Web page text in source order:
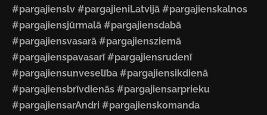
#pargajienslv #pargajieniLatvijā #pargajienskalnos
#pargajiensjūrmalā #pargajiensdabā
#pargajiensvasarā #pargajiensziemā
#pargajienspavasarī #pargajiensrudenī
#pargajiensunveselība #pargajiensikdienā
#pargajiensbrīvdienās #pargajiensarprieku
#pargajiensarAndri #pargajienskomanda